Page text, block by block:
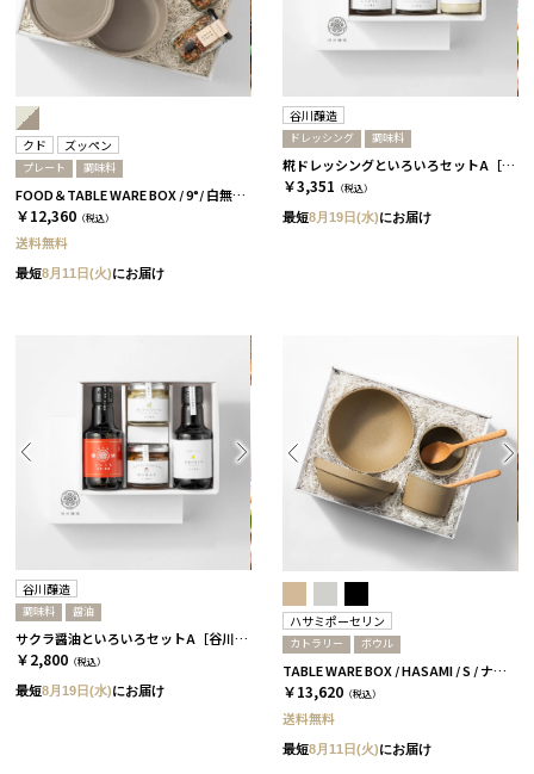
クド ズッペン
プレート 調味料
FOOD＆TABLE WARE BOX / 9°/ 白無垢&茶大色
￥12,360 （税込）
送料無料
最短8月11日(火)にお届け
谷川醸造
ドレッシング 調味料
糀ドレッシングといろいろセットA［谷川醸造］
￥3,351 （税込）
最短8月19日(水)にお届け
谷川醸造
調味料 醤油
サクラ醤油といろいろセットA［谷川醸造］
￥2,800 （税込）
最短8月19日(水)にお届け
ハサミポーセリン
カトラリー ボウル
TABLE WARE BOX / HASAMI / S / ナチュラル［ハサミポーセリン］
￥13,620 （税込）
送料無料
最短8月11日(火)にお届け